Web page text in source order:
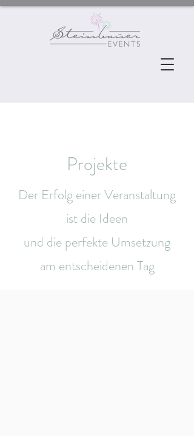
Projekte
Der Erfolg einer Veranstaltung
ist die Ideen
und die perfekte Umsetzung
am entscheidenen Tag